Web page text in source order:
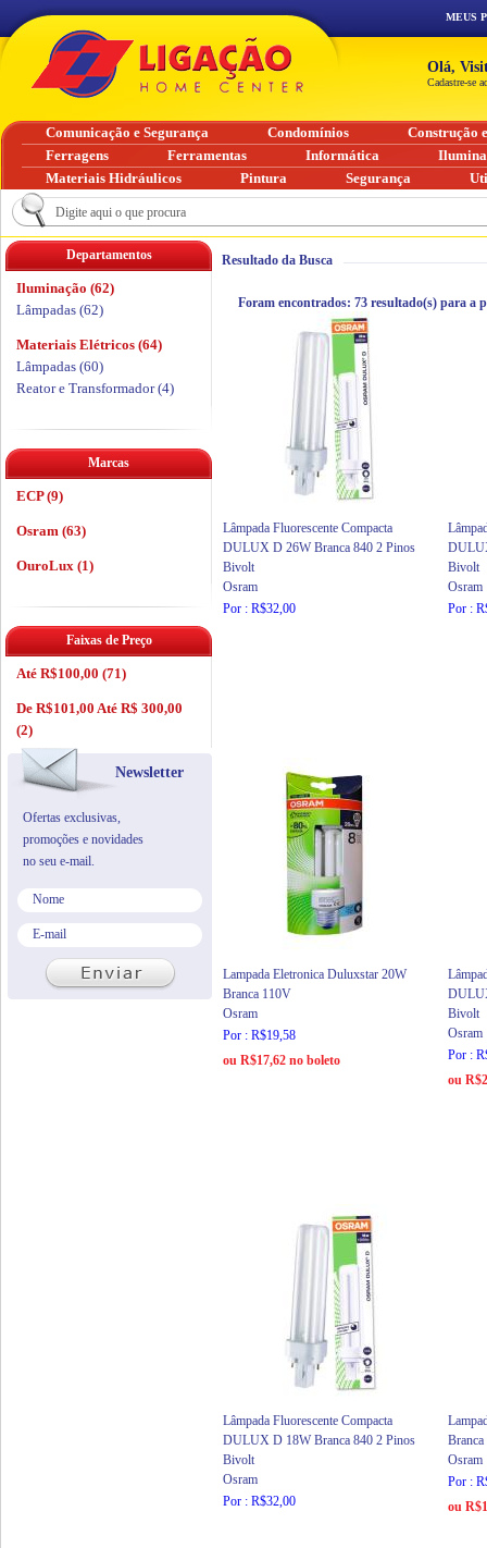
Resultado da Busca
Foram encontrados: 73 resultado(s) para a
Lâmpada Fluorescente Compacta
DULUX D 26W Branca 840 2 Pinos
Bivolt
Osram
Por : R$32,00
Bivolt
Osram
Por :
Lampada Eletronica Duluxstar 20W
Branca 110V
Osram
Por : R$19,58
ou R$17,62 no boleto
Bivolt
Osram
Por :
ou
Lâmpada Fluorescente Compacta
DULUX D 18W Branca 840 2 Pinos
Bivolt
Osram
Por : R$32,00
Osram
Por :
ou
Departamentos
Iluminação (62)
Lâmpadas (62)
Materiais Elétricos (64)
Lâmpadas (60)
Reator e Transformador (4)
Marcas
ECP (9)
Osram (63)
OuroLux (1)
Faixas de Preço
Até R$100,00 (71)
De R$101,00 Até R$ 300,00
(2)
Newsletter
Ofertas exclusivas,
promoções e novidades
no seu e-mail.
MEUS
Olá,
Cadastre-se
Comunicação e Segurança Condomínios
Construção
Ferragens
Ferramentas Informática
Materiais Hidráulicos
Pintura Segurança